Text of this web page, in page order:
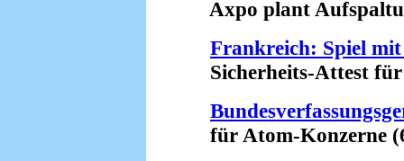
Axpo plant
Frankreich: Spiel mit
Sicherheits-Attest für
für Atom-Konzerne